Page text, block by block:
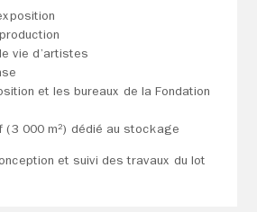
vie d’artistes
et les bureaux de la Fondation
(3 000 m²) dédié au stockage
et suivi des travaux du lot